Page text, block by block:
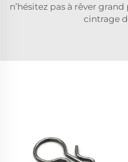
n’hésitez pas à rêver
cintrage